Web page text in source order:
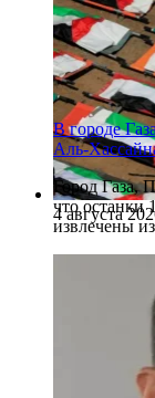
4 августа
В городе
Аль-
Город Газа,
что останки
извлечены